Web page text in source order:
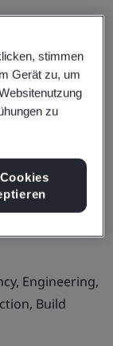
Engineering,
Build
stimmen
Gerät zu, um
zu